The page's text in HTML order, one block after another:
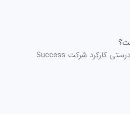
اخیرا کاربران زیادی درباره درستی کارکرد شرکت Success